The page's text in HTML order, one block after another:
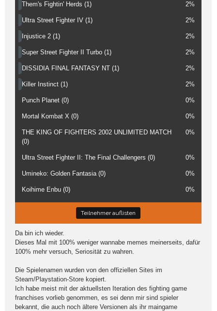
Them's Fightin' Herds (1) 2%
Ultra Street Fighter IV (1) 2%
Injustice 2 (1) 2%
Super Street Fighter II Turbo (1) 2%
DISSIDIA FINAL FANTASY NT (1) 2%
Killer Instinct (1) 2%
Punch Planet (0) 0%
Mortal Kombat X (0) 0%
THE KING OF FIGHTERS 2002 UNLIMITED MATCH
(0)
0%
Ultra Street Fighter II: The Final Challengers (0) 0%
Umineko: Golden Fantasia (0) 0%
Koihime Enbu (0) 0%
Teilnehmer auflisten
Da bin ich wieder.
Dieses Mal mit 100% weniger wannabe memes meinerseits, dafür
100% mehr versuch, Seriosität zu wahren.
Die Spielenamen wurden von den offiziellen Sites im
Steam/Playstation-Store kopiert.
Ich habe meist mit der aktuellsten Iteration des fighting game
franchises vorlieb genommen, es sei denn mir sind spieler
bekannt, die auch noch ältere Versionen als ihr maingame